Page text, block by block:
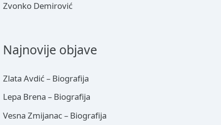
Zvonko Demirović
Najnovije objave
Zlata Avdić – Biografija
Lepa Brena – Biografija
Vesna Zmijanac – Biografija